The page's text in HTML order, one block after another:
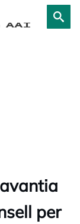
per